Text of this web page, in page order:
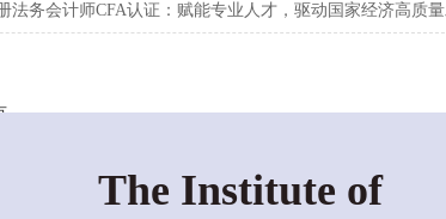
法务会计师CFA认证：赋能专业人才，驱动国家经济高质
The Institute of